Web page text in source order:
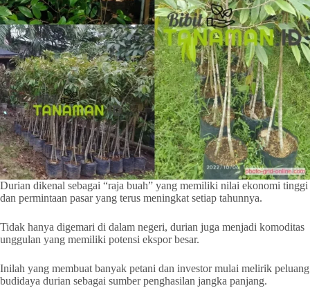
Durian dikenal sebagai “raja buah” yang memiliki nilai ekonomi tinggi
dan permintaan pasar yang terus meningkat setiap tahunnya.
Tidak hanya digemari di dalam negeri, durian juga menjadi komoditas
unggulan yang memiliki potensi ekspor besar.
Inilah yang membuat banyak petani dan investor mulai melirik peluang
budidaya durian sebagai sumber penghasilan jangka panjang.